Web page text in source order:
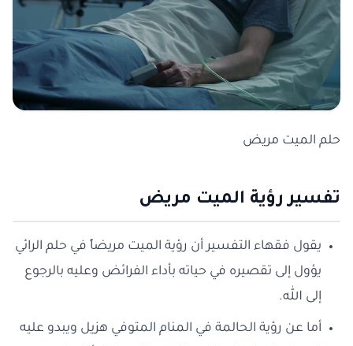
حلم الميت مريض
تفسير رؤية الميت مريض
يقول فقهاء التفسير أن رؤية الميت مريضاً في حلم الرائي
يؤول إلى تقصيره في حياته بأداء الفرائض وعليه بالرجوع
إلى الله.
أما عن رؤية الحالمة في المنام المتوفي هزيل ويبدو عليه